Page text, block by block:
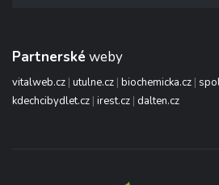
Partnerské weby
vitalweb.cz | utulne.cz | biochemicka.cz |
kdechcibydlet.cz | irest.cz | dalten.cz